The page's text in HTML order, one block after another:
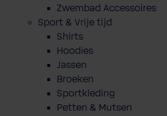
Zwembad Accessoires
Sport & Vrije tijd
Shirts
Hoodies
Jassen
Broeken
Sportkleding
Petten & Mutsen